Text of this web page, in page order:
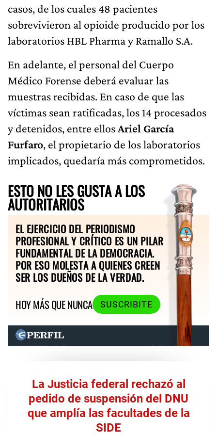
casos, de los cuales 48 pacientes
sobrevivieron al opioide producido por los
laboratorios HBL Pharma y Ramallo S.A.
En adelante, el personal del Cuerpo
Médico Forense deberá evaluar las
muestras recibidas. En caso de que las
víctimas sean ratificadas, los 14 procesados
y detenidos, entre ellosAriel García
Furfaro, el propietario de los laboratorios
implicados, quedaría más comprometidos.
ESTO NO LES GUSTA A LOS
AUTORITARIOS
EL EJERCICIO DEL PERIODISMO
PROFESIONAL Y CRÍTICO ES UN PILAR
FUNDAMENTAL DE LA DEMOCRACIA.
POR ESO MOLESTA A QUIENES CREEN
SER LOS DUEÑOS DE LA VERDAD.
HOY MÁS QUE NUNCA
SUSCRIBITE
La Justicia federal rechazó al
pedido de suspensión del DNU
que amplía las facultades de la
SIDE